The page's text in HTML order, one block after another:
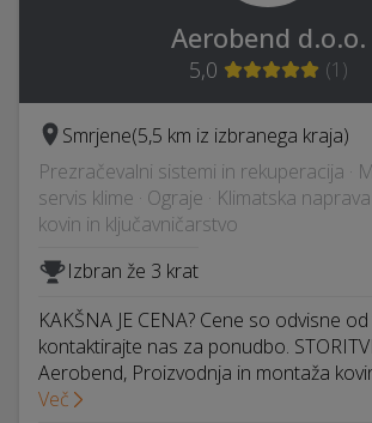
Aerobend d.o.o.
5,0 (1 )
Smrjene(5,5 km iz izbranega kraja)
Prezračevalni sistemi in rekuperacija ·
servis klime · Ograje · Klimatska
kovin in ključavničarstvo
Izbran že 3 krat
KAKŠNA JE CENA? Cene so odvisne
kontaktirajte nas za ponudbo.
Aerobend, Proizvodnja in montaža
Več